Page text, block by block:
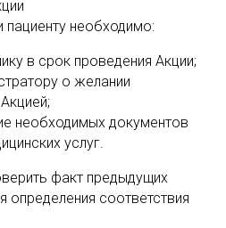
пациенту необходимо:
в срок проведения Акции;
о желании
необходимых документов
услуг.
факт предыдущих
определения соответствия